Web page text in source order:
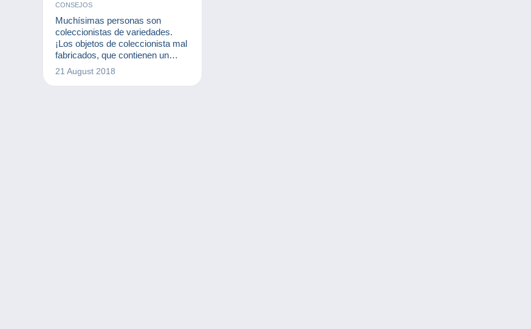
CONSEJOS
Muchísimas personas son
coleccionistas de variedades.
¡Los objetos de coleccionista mal
fabricados, que contienen un
error o una falta de ortografía,
pueden alcanzar un importe
21 August 2018